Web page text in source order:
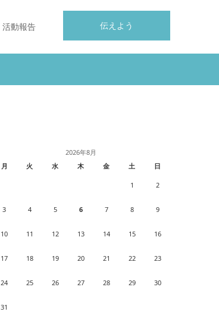
伝えよう
活動報告
2026年8月
月
火 水 木 金 土 日
1 2
3 4 5 6 7 8 9
10 11 12 13 14 15 16
17 18 19 20 21 22 23
24 25 26 27 28 29 30
31